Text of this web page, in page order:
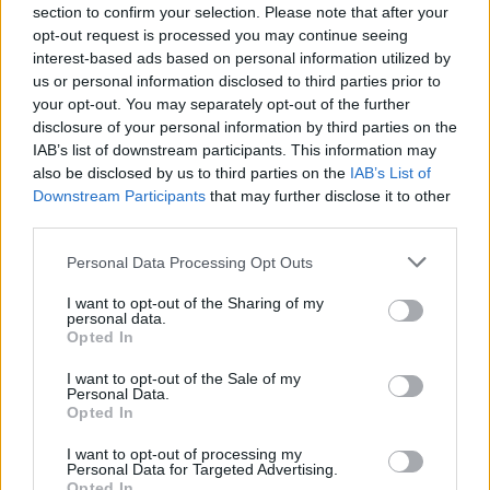
section to confirm your selection. Please note that after your
opt-out request is processed you may continue seeing
interest-based ads based on personal information utilized by
us or personal information disclosed to third parties prior to
your opt-out. You may separately opt-out of the further
disclosure of your personal information by third parties on the
IAB’s list of downstream participants. This information may
also be disclosed by us to third parties on the IAB’s List of
Downstream Participants that may further disclose it to other
Personal Data Processing Opt Outs
I want to opt-out of the Sharing of my
personal data.
Opted In
I want to opt-out of the Sale of my
Personal Data.
Opted In
I want to opt-out of processing my
Personal Data for Targeted Advertising.
Protesty: Hasiči včera zasahovali u devíti požárů
27.9.2000 10:05 | PRAHA (ČIA )
Hasičský záchranný sbor (HSZ)musel v úterý na území hlavního
města likvidovat celkem devět požárů, přičemž osm z nich bylo
dílem odpůrců globalizace. Jednalo se o požáry narychlo
vytvořených barikád a jeden zapálený osobní automobil. Okolní
domy naštěstí nebyly požáry zasaženy. ČIA to sdělil tiskový mluvčí
ředitelství HSZ Zdeněk Ráž. Pro zvýšení akceschopnosti posílil v
průběhu úterý HZS hl. m. Prahy jednotky o techniku a příslušníky
připraveny další jednotky," dodal Ráž. Na posílení bezpečnosti
Mezinárodního měnového fondu
Světové banky
byla v podvečerních hodinách vytvořena i dočasná
mobilní požární stanice na pražském Výstavišti, doplnil mluvčí.
Organizátoři Jiné zprávy včerejší boje v ulicích odsoudili
27.9.2000 08:15 | PRAHA (EkoList)
Včerejší boje v ulicích Prahy ve svém prohlášení ostře odsoudili
diskusí v evangelickém kostele sv. Salvátora. "
CEE Bankwatch
Network,Přátelé Země(Friends of the Earth) aMilostivé léto 2000